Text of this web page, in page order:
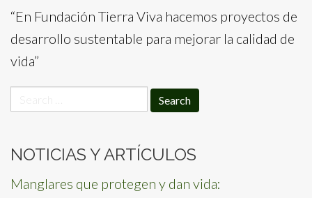
“En Fundación Tierra Viva hacemos proyectos de
desarrollo sustentable para mejorar la calidad de
vida”
for:
NOTICIAS Y ARTÍCULOS
Manglares que protegen y dan vida: